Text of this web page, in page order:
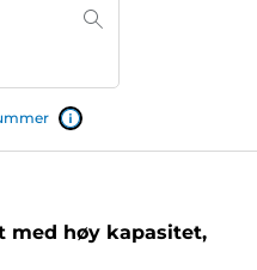
med høy kapasitet,